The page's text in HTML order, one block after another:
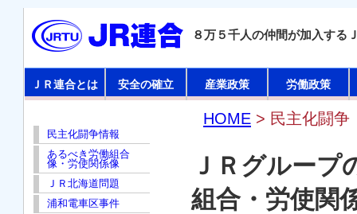
８万５千人の仲間が加入する
ＪＲ連合とは 安全の確立 産業政策 労働政策
民主化闘争情報
あるべき労働組合
像・労使関係像
ＪＲ北海道問題
浦和電車区事件
HOME > 民主化闘争
ＪＲグループ
組合・労使関